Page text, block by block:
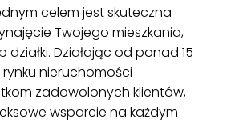
celem jest skuteczna
Twojego mieszkania,
działki. Działając od ponad 15
nieruchomości
zadowolonych klientów,
wsparcie na każdym